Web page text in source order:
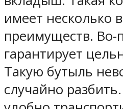
имеет несколько
преимуществ. Во-
гарантирует
Такую бутыль
случайно